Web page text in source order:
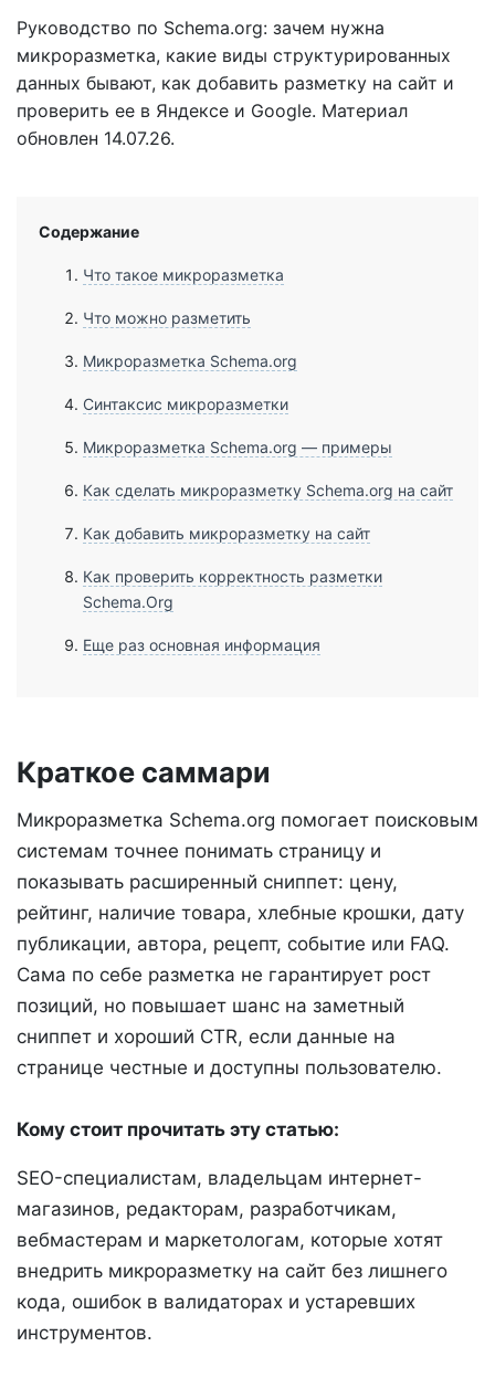
Руководство по Schema.org: зачем нужна
микроразметка, какие виды структурированных
данных бывают, как добавить разметку на сайт и
проверить ее в Яндексе и Google. Материал
обновлен 14.07.26.
Содержание
Что такое микроразметка
Что можно разметить
Микроразметка Schema.org
Синтаксис микроразметки
Микроразметка Schema.org — примеры
Как сделать микроразметку Schema.org на сайт
Как добавить микроразметку на сайт
Как проверить корректность разметки
Schema.Org
Еще раз основная информация
Краткое саммари
Микроразметка Schema.org помогает поисковым
системам точнее понимать страницу и
показывать расширенный сниппет: цену,
рейтинг, наличие товара, хлебные крошки, дату
публикации, автора, рецепт, событие или FAQ.
Сама по себе разметка не гарантирует рост
позиций, но повышает шанс на заметный
сниппет и хороший CTR, если данные на
странице честные и доступны пользователю.
Кому стоит прочитать эту статью:
SEO-специалистам, владельцам интернет-
магазинов, редакторам, разработчикам,
вебмастерам и маркетологам, которые хотят
внедрить микроразметку на сайт без лишнего
кода, ошибок в валидаторах и устаревших
инструментов.